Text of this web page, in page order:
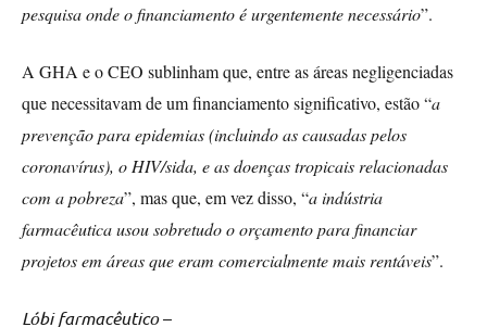
pesquisa onde o financiamento é urgentemente necessário”.
A GHA e o CEO sublinham que, entre as áreas negligenciadas
que necessitavam de um financiamento significativo, estão “a
prevenção para epidemias (incluindo as causadas pelos
coronavírus), o HIV/sida, e as doenças tropicais relacionadas
com a pobreza”, mas que, em vez disso, “a indústria
farmacêutica usou sobretudo o orçamento para financiar
projetos em áreas que eram comercialmente mais rentáveis”.
Lóbi farmacêutico–